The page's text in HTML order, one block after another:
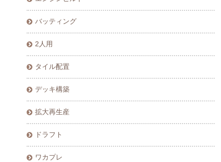
バッティング
2人用
タイル配置
デッキ構築
拡大再生産
ドラフト
ワカプレ